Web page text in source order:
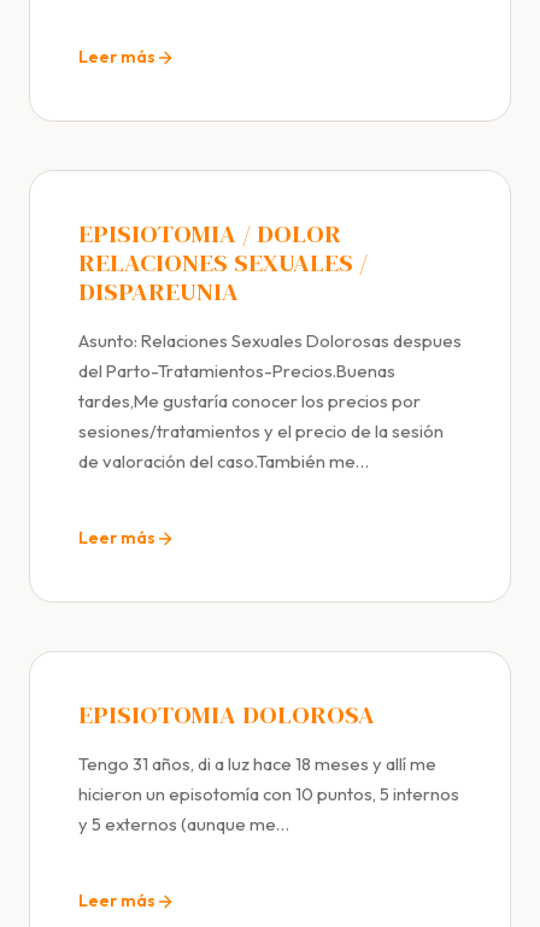
Leer más
EPISIOTOMIA / DOLOR
RELACIONES SEXUALES /
DISPAREUNIA
Asunto: Relaciones Sexuales Dolorosas despues
del Parto-Tratamientos-Precios.Buenas
tardes,Me gustaría conocer los precios por
sesiones/tratamientos y el precio de la sesión
de valoración del caso.También me…
Leer más
EPISIOTOMIA DOLOROSA
Tengo 31 años, di a luz hace 18 meses y allí me
hicieron un episotomía con 10 puntos, 5 internos
y 5 externos (aunque me…
Leer más